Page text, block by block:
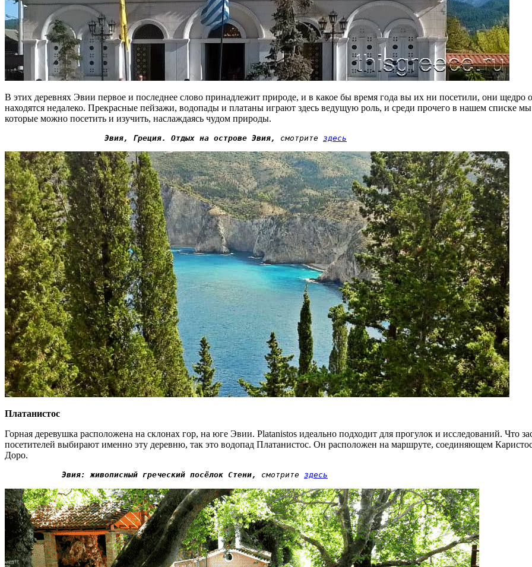
В этих деревнях Эвии первое и последнее слово принадлежит природе, и в какое бы время года вы их ни посетили, они щедро
находятся недалеко. Прекрасные пейзажи, водопады и платаны играют здесь ведущую роль, и среди прочего в нашем списке
которые можно посетить и изучить, наслаждаясь чудом природы.
Эвия, Греция. Отдых на острове Эвия, смотрите здесь
Платанистос
Горная деревушка расположена на склонах гор, на юге Эвии. Platanistos идеально подходит для прогулок и исследований. Что
посетителей выбирают именно эту деревню, так это водопад Платанистос. Он расположен на маршруте, соединяющем
Доро.
Эвия: живописный греческий посёлок Стени, смотрите здесь